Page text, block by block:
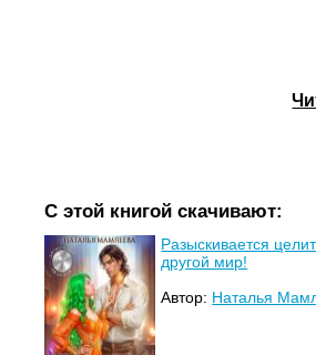
С этой книгой скачивают:
Разыскивается
другой мир!
Автор: Наталья